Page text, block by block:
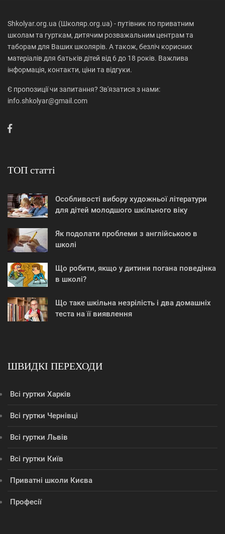
Shkolyar.org.ua (Школяр.org.ua) - путівник по приватним
школам та гурткам, дитячим розважальним центрам та
таборам для Ваших школярів. А також, безліч корисних
матеріалів для батьків дітей від 6 до 18 років. Важлива
інформація, контакти, ціни та відгуки.
Є пропозиції чи запитання? Зв'язатися з нами:
info.shkolyar@gmail.com
ТОП статті
Особливості вибору художньої літератури
для дітей молодшого шкільного віку
Як подолати проблеми з англійською в
школі
Що робити, якщо у дитини погана поведінка
в школі?
Що таке шкільна незрілість і два домашніх
теста на її виявлення
ШВИДКІ ПЕРЕХОДИ
Всі гуртки Харків
Всі гуртки Чернівці
Всі гуртки Львів
Всі гуртки Київ
Приватні школи Києва
Професії